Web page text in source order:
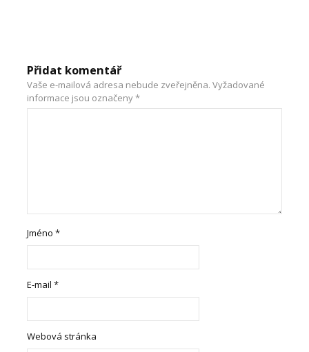
Přidat komentář
Vaše e-mailová adresa nebude zveřejněna. Vyžadované
informace jsou označeny*
Jméno*
E-mail*
Webová stránka